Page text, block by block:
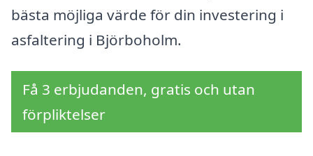
bästa möjliga värde för din investering i
asfaltering i Björboholm.
Få 3 erbjudanden, gratis och utan
förpliktelser